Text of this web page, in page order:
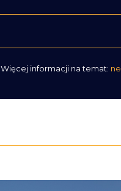
Więcej informacji na temat: